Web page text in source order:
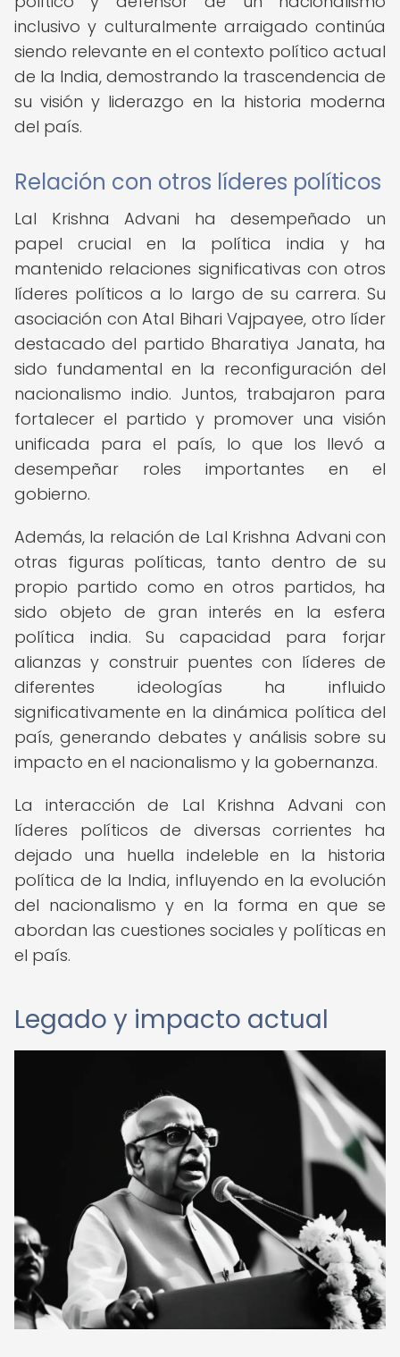
inclusivo y culturalmente arraigado continúa
siendo relevante en el contexto político actual
de la India, demostrando la trascendencia de
su visión y liderazgo en la historia moderna
del país.
Relación con otros líderes políticos
Lal Krishna Advani ha desempeñado un
papel crucial en la política india y ha
mantenido relaciones significativas con otros
líderes políticos a lo largo de su carrera. Su
asociación con Atal Bihari Vajpayee, otro líder
destacado del partido Bharatiya Janata, ha
sido fundamental en la reconfiguración del
nacionalismo indio. Juntos, trabajaron para
fortalecer el partido y promover una visión
unificada para el país, lo que los llevó a
desempeñar roles importantes en el
gobierno.
Además, la relación de Lal Krishna Advani con
otras figuras políticas, tanto dentro de su
propio partido como en otros partidos, ha
sido objeto de gran interés en la esfera
política india. Su capacidad para forjar
alianzas y construir puentes con líderes de
diferentes ideologías ha influido
significativamente en la dinámica política del
país, generando debates y análisis sobre su
impacto en el nacionalismo y la gobernanza.
La interacción de Lal Krishna Advani con
líderes políticos de diversas corrientes ha
dejado una huella indeleble en la historia
política de la India, influyendo en la evolución
del nacionalismo y en la forma en que se
abordan las cuestiones sociales y políticas en
el país.
Legado y impacto actual